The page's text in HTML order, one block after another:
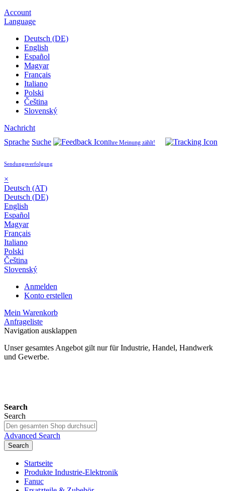
Account
Language
Deutsch (DE)
English
Español
Magyar
Français
Italiano
Polski
Čeština
Slovenský
Nachricht
Sprache Suche Ihre Meinung zählt!
Sendungsverfolgung
×
Deutsch (AT)
Deutsch (DE)
English
Español
Magyar
Français
Italiano
Polski
Čeština
Slovenský
Anmelden
Konto erstellen
Mein Warenkorb
Anfrageliste
Navigation ausklappen
Unser gesamtes Angebot gilt nur für Industrie, Handel, Handwerk
und Gewerbe.
Search
Search
Advanced Search
Search
Startseite
Produkte Industrie-Elektronik
Fanuc